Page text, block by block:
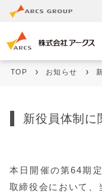
TOP お知らせ
新役員体制に
本日開催の第64期
取締役会において、